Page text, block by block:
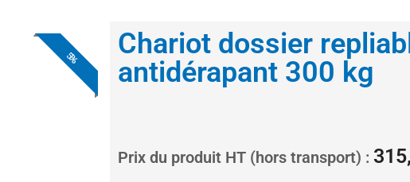
5%
5%
5%
Chariot dossier
antidérapant 300 kg
Prix du produit HT (hors transport) :